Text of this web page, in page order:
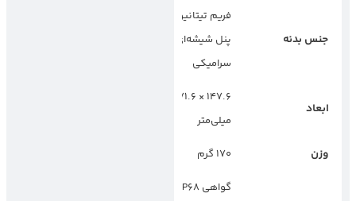
جنس بدنه
فریم تیتانیومی،
پنل شیشه‌ای
سرامیکی
ابعاد
میلی‌متر
وزن ۱۷۰ گرم